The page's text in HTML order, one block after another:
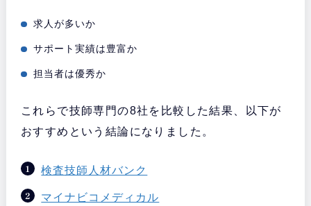
求人が多いか
サポート実績は豊富か
担当者は優秀か
これらで技師専門の8社を比較した結果、以下が
おすすめという結論になりました。
検査技師人材バンク
マイナビコメディカル